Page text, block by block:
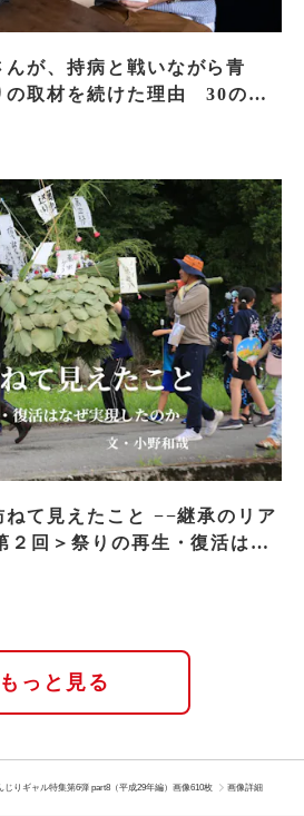
が、持病と戦いながら青
の取材を続けた理由 30の山
ねて見えたこと −−継承のリア
回＞祭りの再生・復活はな
もっと見る
じりギャル特集第6弾 part8（平成29年編）画像610枚 画像詳細